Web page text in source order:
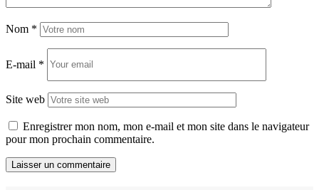
Nom *
E-mail *
Site web
Enregistrer mon nom, mon e-mail et mon site dans le navigateur
pour mon prochain commentaire.